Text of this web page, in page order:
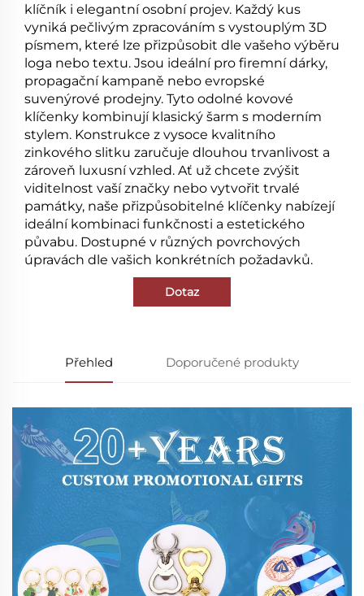
klíčník i elegantní osobní projev. Každý kus
vyniká pečlivým zpracováním s vystouplým 3D
písmem, které lze přizpůsobit dle vašeho výběru
loga nebo textu. Jsou ideální pro firemní dárky,
propagační kampaně nebo evropské
suvenýrové prodejny. Tyto odolné kovové
klíčenky kombinují klasický šarm s moderním
stylem. Konstrukce z vysoce kvalitního
zinkového slitku zaručuje dlouhou trvanlivost a
zároveň luxusní vzhled. Ať už chcete zvýšit
viditelnost vaší značky nebo vytvořit trvalé
památky, naše přizpůsobitelné klíčenky nabízejí
ideální kombinaci funkčnosti a estetického
půvabu. Dostupné v různých povrchových
úpravách dle vašich konkrétních požadavků.
Dotaz
Přehled Doporučené produkty